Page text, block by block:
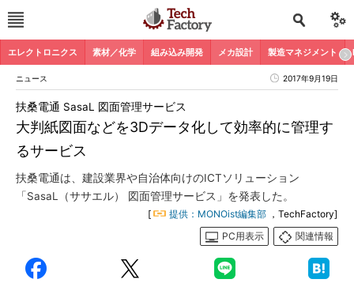
エレクトロニクス 素材／化学 組み込み開発 メカ設計 製造マネジメント
ニュース 2017年9月19日
大判紙図面などを3Dデータ化して効率的に管理す
るサービス
扶桑電通 SasaL 図面管理サービス
扶桑電通は、建設業界や自治体向けのICTソリューション
「SasaL（ササエル） 図面管理サービス」を発表した。
[ 提供：MONOist編集部 ，TechFactory]
PC用表示
関連情報